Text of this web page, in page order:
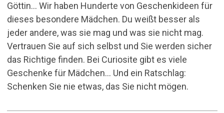
Göttin... Wir haben Hunderte von Geschenkideen für
dieses besondere Mädchen. Du weißt besser als
jeder andere, was sie mag und was sie nicht mag.
Vertrauen Sie auf sich selbst und Sie werden sicher
das Richtige finden. Bei Curiosite gibt es viele
Geschenke für Mädchen... Und ein Ratschlag:
Schenken Sie nie etwas, das Sie nicht mögen.